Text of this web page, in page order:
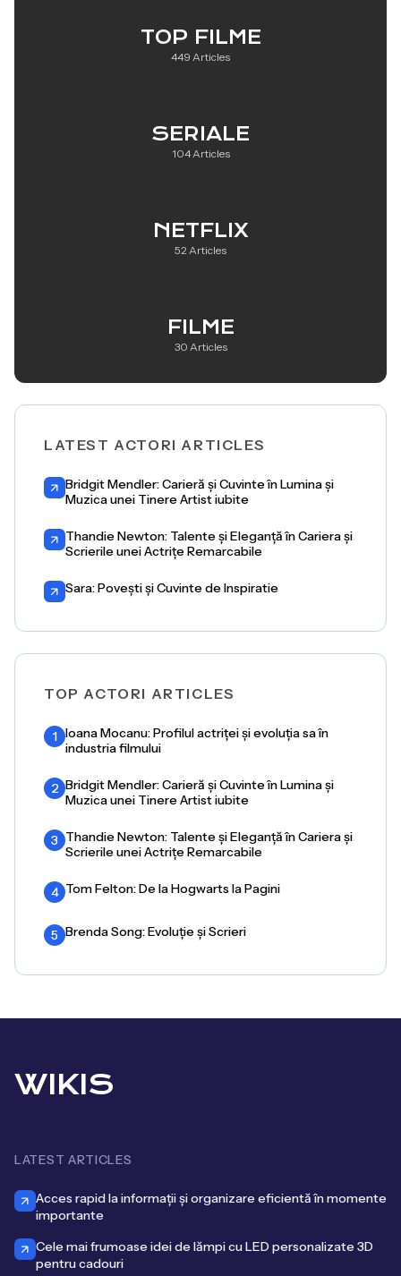
TOP FILME
449 Articles
SERIALE
104 Articles
NETFLIX
52 Articles
FILME
30 Articles
LATEST ACTORI ARTICLES
Bridgit Mendler: Carieră și Cuvinte în Lumina și
Muzica unei Tinere Artist iubite
Thandie Newton: Talente și Eleganță în Cariera și
Scrierile unei Actrițe Remarcabile
Sara: Povești și Cuvinte de Inspiratie
TOP ACTORI ARTICLES
1 Ioana Mocanu: Profilul actriței și evoluția sa în
industria filmului
2 Bridgit Mendler: Carieră și Cuvinte în Lumina și
Muzica unei Tinere Artist iubite
3 Thandie Newton: Talente și Eleganță în Cariera și
Scrierile unei Actrițe Remarcabile
4 Tom Felton: De la Hogwarts la Pagini
5 Brenda Song: Evoluție și Scrieri
WIKIS
LATEST ARTICLES
Acces rapid la informații și organizare eficientă în momente
importante
Cele mai frumoase idei de lămpi cu LED personalizate 3D
pentru cadouri